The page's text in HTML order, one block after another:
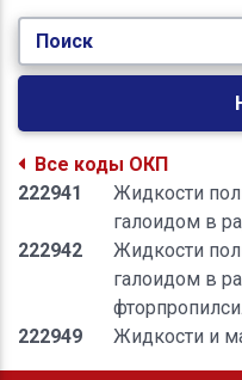
Поиск
Все коды ОКП
222941
Жидкости
галоидом в
222942
Жидкости
галоидом в
222949
Жидкости и